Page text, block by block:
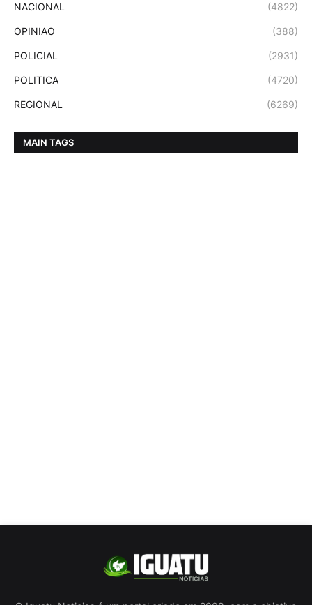
NACIONAL (4822)
OPINIAO (388)
POLICIAL (2931)
POLITICA (4720)
REGIONAL (6269)
MAIN TAGS